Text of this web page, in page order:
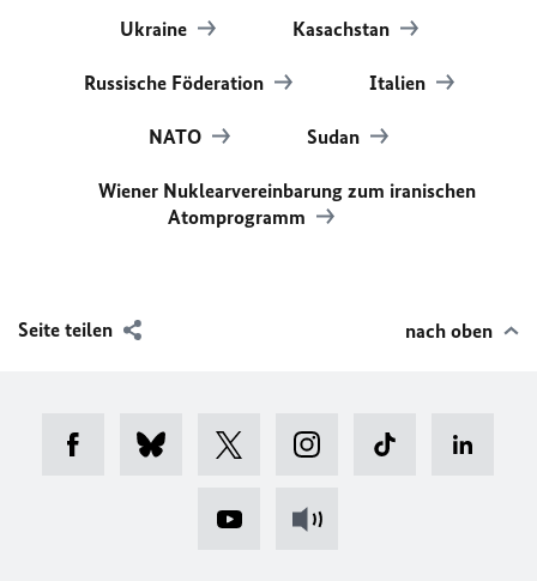
Ukraine Kasachstan
Russische Föderation Italien
NATO Sudan
Wiener Nuklearvereinbarung zum iranischen
Atomprogramm
Seite teilen nach oben